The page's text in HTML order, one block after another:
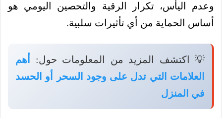
وعدم اليأس، تكرار الرقية والتحصين اليومي هو
أساس الحماية من أي تأثيرات سلبية.
💡 اكتشف المزيد من المعلومات حول:
أهم
العلامات التي تدل على وجود السحر أو الحسد
في المنزل